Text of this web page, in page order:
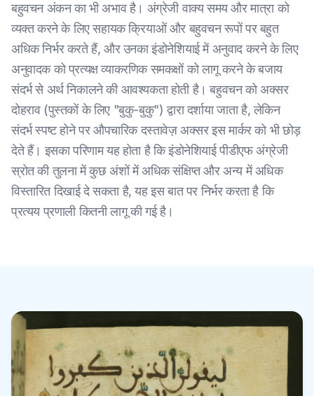
बहुवचन अंकन का भी अभाव है। अंग्रेजी वाक्य समय और मात्रा को
व्यक्त करने के लिए सहायक क्रियाओं और बहुवचन रूपों पर बहुत
अधिक निर्भर करते हैं, और उनका इंडोनेशियाई में अनुवाद करने के लिए
अनुवादक को प्रत्यक्ष व्याकरणिक समकक्षों को लागू करने के बजाय
संदर्भ से अर्थ निकालने की आवश्यकता होती है। बहुवचन को अक्सर
दोहराव (पुस्तकों के लिए "बुकु-बुकु") द्वारा दर्शाया जाता है, लेकिन
संदर्भ स्पष्ट होने पर औपचारिक दस्तावेज़ अक्सर इस मार्कर को भी छोड़
देते हैं। इसका परिणाम यह होता है कि इंडोनेशियाई पीडीएफ अंग्रेजी
स्रोत की तुलना में कुछ अंशों में अधिक संक्षिप्त और अन्य में अधिक
विस्तारित दिखाई दे सकता है, यह इस बात पर निर्भर करता है कि
प्रत्यय प्रणाली कितनी लागू की गई है।